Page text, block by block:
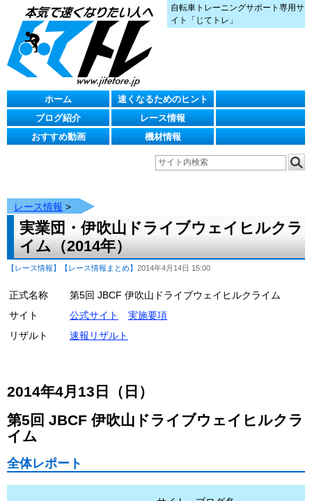
自転車トレーニングサポート専用サ
イト「じてトレ」
ホーム
速くなるためのヒント
ブログ紹介
レース情報
おすすめ動画
機材情報
レース情報 >
実業団・伊吹山ドライブウェイヒルクラ
イム（2014年）
【レース情報】 【レース情報まとめ】 2014年4月14日 15:00
正式名称
第5回 JBCF 伊吹山ドライブウェイヒルクライム
サイト
公式サイト
実施要項
リザルト
速報リザルト
2014年4月13日（日）
第5回 JBCF 伊吹山ドライブウェイヒルクラ
イム
全体レポート